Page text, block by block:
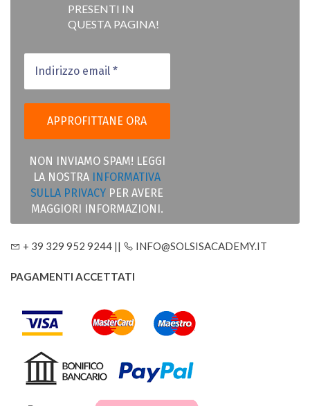
PRESENTI IN
QUESTA PAGINA!
NON INVIAMO SPAM! LEGGI
LA NOSTRA
INFORMATIVA
SULLA PRIVACY PER AVERE
MAGGIORI INFORMAZIONI.
+ 39 329 952 9244 || INFO@SOLSISACADEMY.IT
PAGAMENTI ACCETTATI